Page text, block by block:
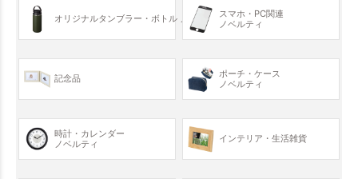
オリジナルタンブラー・ボトル ノベルティスマホ・PC関連
ノベルティ
記念品
ポーチ・ケース
ノベルティ
時計・カレンダー
ノベルティ
インテリア・生活雑貨